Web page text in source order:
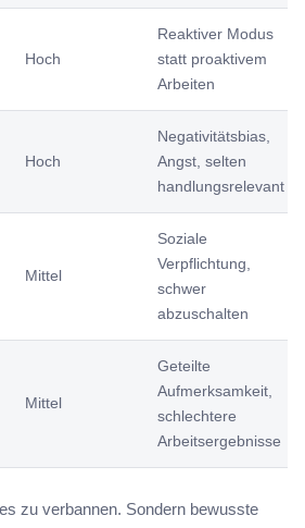
Hoch
Reaktiver Modus
statt proaktivem
Arbeiten
Hoch
Negativitätsbias,
Angst, selten
handlungsrelevant
Mittel
Soziale
Verpflichtung,
schwer
abzuschalten
Mittel
Geteilte
Aufmerksamkeit,
schlechtere
Arbeitsergebnisse
zu verbannen. Sondern bewusste